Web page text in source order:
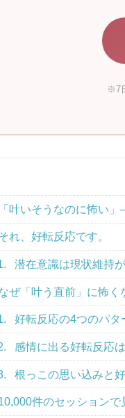
※7
「叶いそうなのに怖い
れ、好転反応です。
潜在意識は現状維持
ぜ「叶う直前」に怖
好転反応の4つのパタ
感情に出る好転反応
根っこの思い込みと
件のセッション